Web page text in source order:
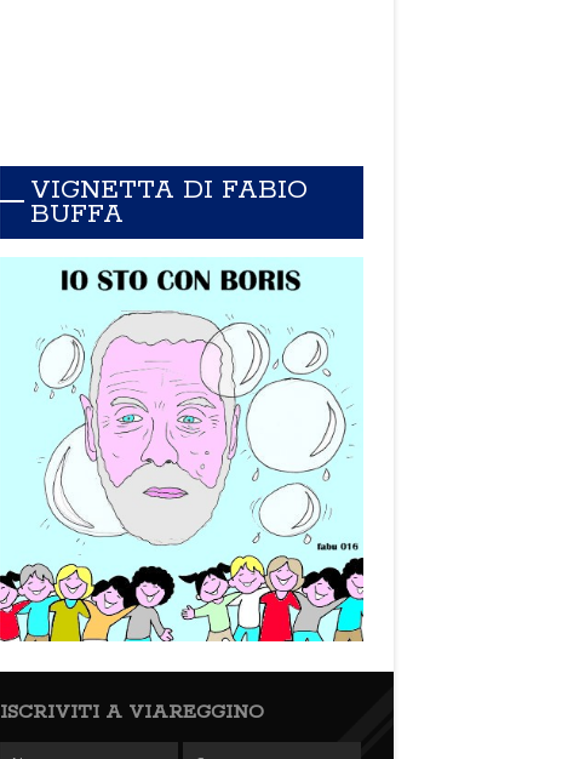
VIGNETTA DI FABIO
BUFFA
ISCRIVITI A VIAREGGINO